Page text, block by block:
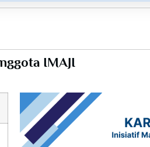
IMAJI